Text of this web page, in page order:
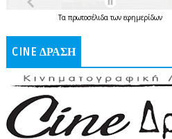
Τα πρωτοσέλιδατων εφημερίδων
CINE ΔΡΑΣΗ